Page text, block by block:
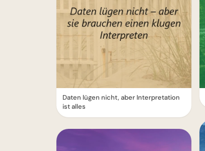
Daten lügen nicht, aber Interpretation
ist alles